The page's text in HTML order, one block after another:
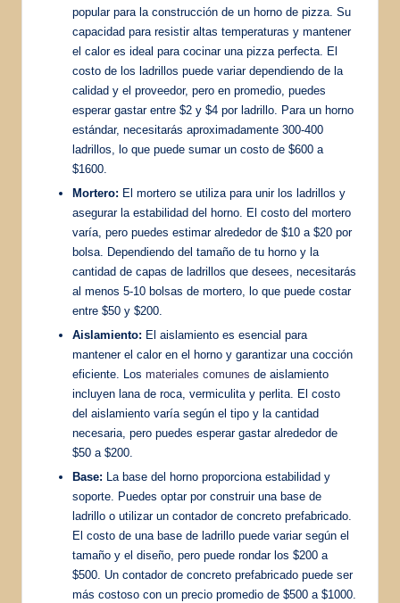
popular para la construcción de un horno de pizza. Su
capacidad para resistir altas temperaturas y mantener
el calor es ideal para cocinar una pizza perfecta. El
costo de los ladrillos puede variar dependiendo de la
calidad y el proveedor, pero en promedio, puedes
esperar gastar entre $2 y $4 por ladrillo. Para un horno
estándar, necesitarás aproximadamente 300-400
ladrillos, lo que puede sumar un costo de $600 a
$1600.
Mortero: El mortero se utiliza para unir los ladrillos y
asegurar la estabilidad del horno. El costo del mortero
varía, pero puedes estimar alrededor de $10 a $20 por
bolsa. Dependiendo del tamaño de tu horno y la
cantidad de capas de ladrillos que desees, necesitarás
al menos 5-10 bolsas de mortero, lo que puede costar
entre $50 y $200.
Aislamiento: El aislamiento es esencial para
mantener el calor en el horno y garantizar una cocción
eficiente. Los materiales comunes de aislamiento
incluyen lana de roca, vermiculita y perlita. El costo
del aislamiento varía según el tipo y la cantidad
necesaria, pero puedes esperar gastar alrededor de
$50 a $200.
Base: La base del horno proporciona estabilidad y
soporte. Puedes optar por construir una base de
ladrillo o utilizar un contador de concreto prefabricado.
El costo de una base de ladrillo puede variar según el
tamaño y el diseño, pero puede rondar los $200 a
$500. Un contador de concreto prefabricado puede ser
más costoso con un precio promedio de $500 a $1000.